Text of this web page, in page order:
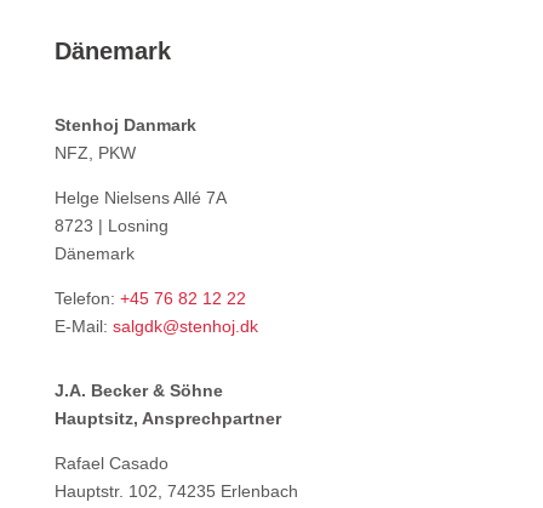
Dänemark
Stenhoj Danmark
NFZ, PKW
Helge Nielsens Allé 7A
8723 | Losning
Dänemark
Telefon: +45 76 82 12 22
E-Mail: salgdk@stenhoj.dk
J.A. Becker & Söhne
Hauptsitz, Ansprechpartner
Rafael Casado
Hauptstr. 102, 74235 Erlenbach